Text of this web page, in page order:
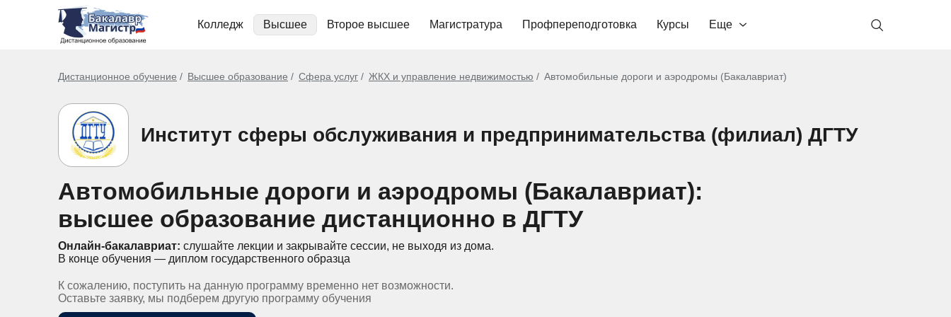
Колледж Высшее Второе высшее Магистратура Профпереподготовка Курсы Еще
Дистанционное обучение Высшее образование Сфера услуг ЖКХ и управление недвижимостью Автомобильные дороги и аэродромы (Бакалавриат)
Институт сферы обслуживания и предпринимательства (филиал) ДГТУ
Автомобильные дороги и аэродромы (Бакалавриат):
высшее образование дистанционно в ДГТУ
Онлайн-бакалавриат: слушайте лекции и закрывайте сессии, не выходя из дома.
В конце обучения — диплом государственного образца
К сожалению, поступить на данную программу временно нет возможности.
Оставьте заявку, мы подберем другую программу обучения